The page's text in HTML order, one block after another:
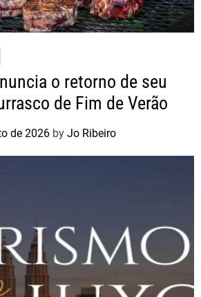
o retorno de seu
de Fim de Verão
de 2026 by Jo Ribeiro